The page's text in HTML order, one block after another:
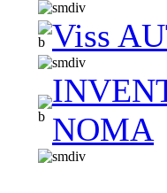
Viss
NOMA